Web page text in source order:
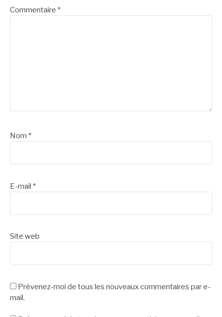
Commentaire *
Nom *
E-mail *
Site web
Prévenez-moi de tous les nouveaux commentaires par e-
mail.